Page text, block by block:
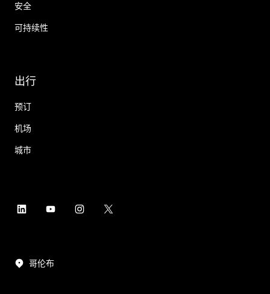
安全
可持续性
出行
预订
机场
城市
哥伦布